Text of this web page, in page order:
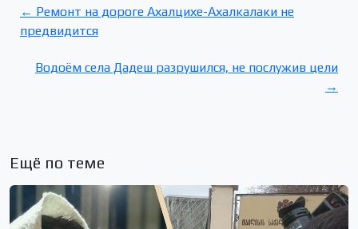
← Ремонт на дороге Ахалцихе-Ахалкалаки не
предвидится
Водоём села Дадеш разрушился, не послужив цели
→
Ещё по теме